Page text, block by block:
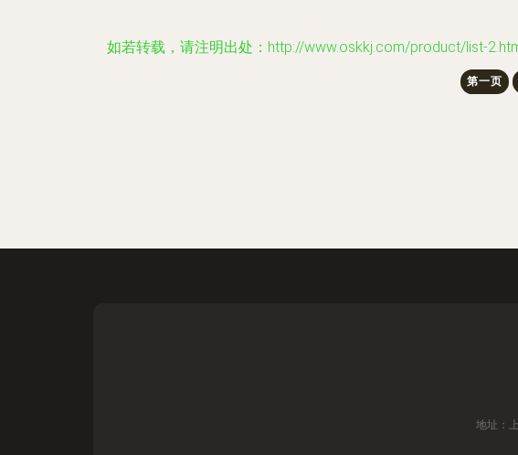
如若转载，请注明出处：http://www.oskkj.com/product/list-
第一页
地址：